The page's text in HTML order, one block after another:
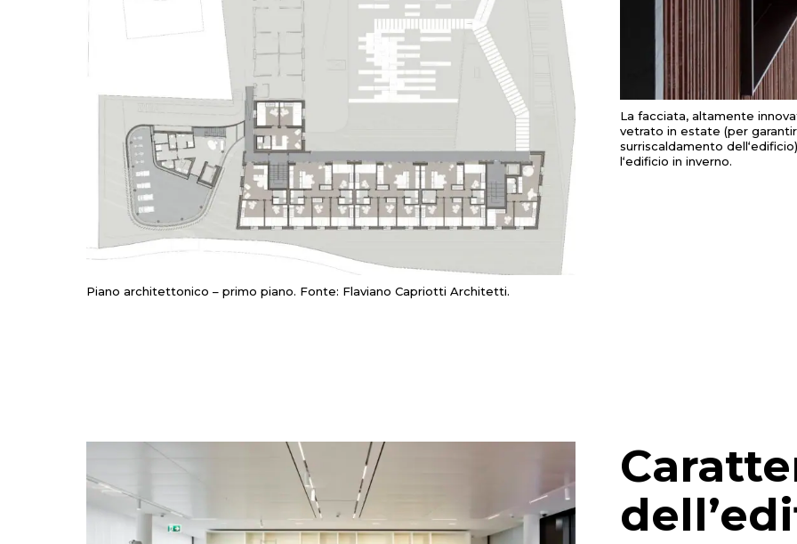
Piano architettonico – primo piano. Fonte: Flaviano Capriotti Architetti.
La facciata, altamente
vetrato in estate (per
surriscaldamento dell‘edificio
l‘edificio in inverno.